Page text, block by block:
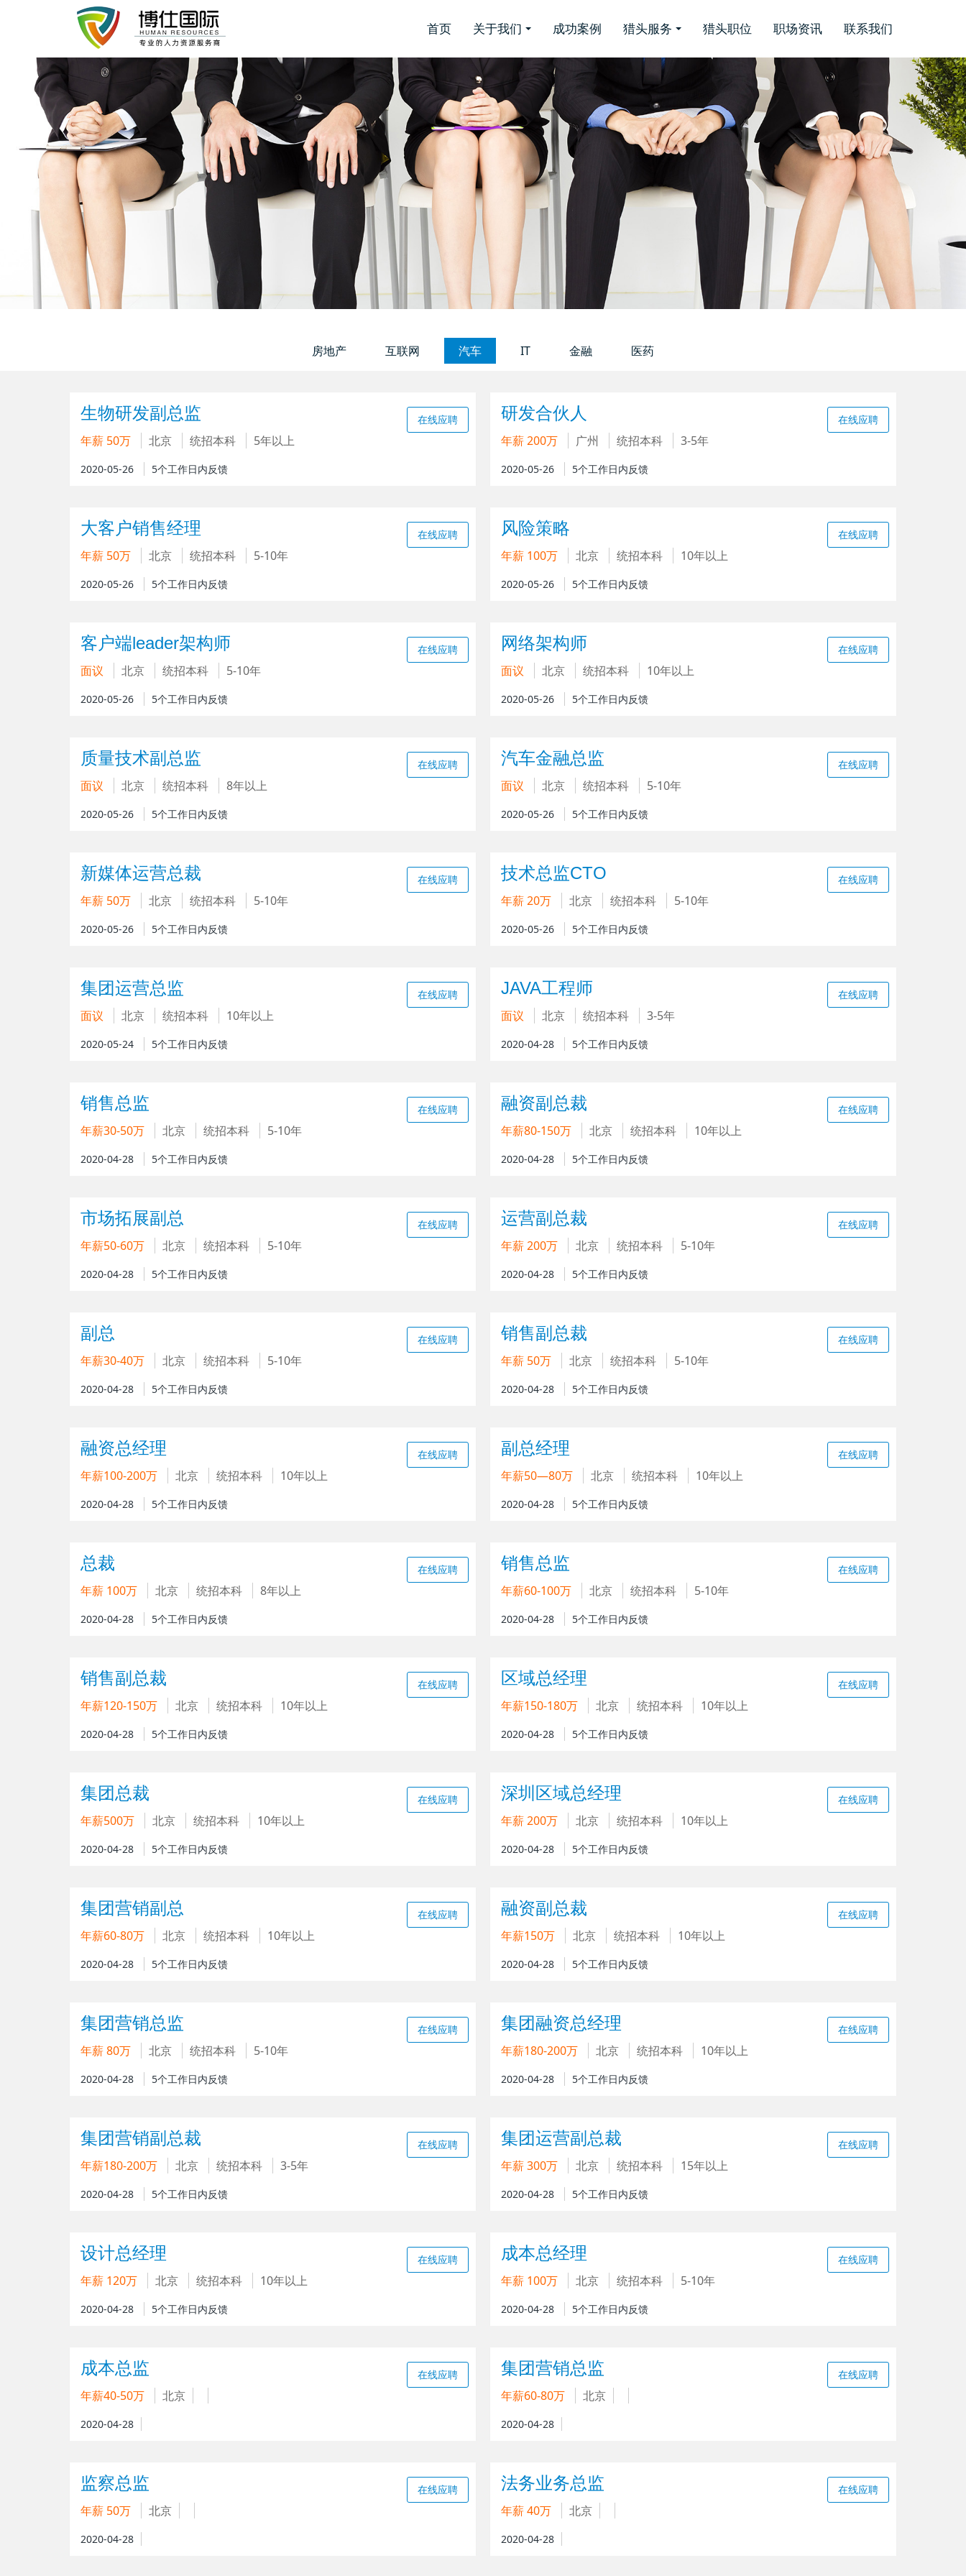
首页 关于我们 成功案例 猎头服务 猎头职位 职场资讯 联系我们
房地产 互联网 汽车 IT 金融 医药
生物研发副总监
年薪 50万 北京 统招本科 5年以上
2020-05-26 5个工作日内反馈
在线应聘 研发合伙人
年薪 200万 广州 统招本科 3-5年
2020-05-26 5个工作日内反馈
在线应聘
大客户销售经理
年薪 50万 北京 统招本科 5-10年
2020-05-26 5个工作日内反馈
在线应聘 风险策略
年薪 100万 北京 统招本科 10年以上
2020-05-26 5个工作日内反馈
在线应聘
客户端leader架构师
面议 北京 统招本科 5-10年
2020-05-26 5个工作日内反馈
在线应聘 网络架构师
面议 北京 统招本科 10年以上
2020-05-26 5个工作日内反馈
在线应聘
质量技术副总监
面议 北京 统招本科 8年以上
2020-05-26 5个工作日内反馈
在线应聘 汽车金融总监
面议 北京 统招本科 5-10年
2020-05-26 5个工作日内反馈
在线应聘
新媒体运营总裁
年薪 50万 北京 统招本科 5-10年
2020-05-26 5个工作日内反馈
在线应聘 技术总监CTO
年薪 20万 北京 统招本科 5-10年
2020-05-26 5个工作日内反馈
在线应聘
集团运营总监
面议 北京 统招本科 10年以上
2020-05-24 5个工作日内反馈
在线应聘 JAVA工程师
面议 北京 统招本科 3-5年
2020-04-28 5个工作日内反馈
在线应聘
销售总监
年薪30-50万 北京 统招本科 5-10年
2020-04-28 5个工作日内反馈
在线应聘 融资副总裁
年薪80-150万 北京 统招本科 10年以上
2020-04-28 5个工作日内反馈
在线应聘
市场拓展副总
年薪50-60万 北京 统招本科 5-10年
2020-04-28 5个工作日内反馈
在线应聘 运营副总裁
年薪 200万 北京 统招本科 5-10年
2020-04-28 5个工作日内反馈
在线应聘
副总
年薪30-40万 北京 统招本科 5-10年
2020-04-28 5个工作日内反馈
在线应聘 销售副总裁
年薪 50万 北京 统招本科 5-10年
2020-04-28 5个工作日内反馈
在线应聘
融资总经理
年薪100-200万 北京 统招本科 10年以上
2020-04-28 5个工作日内反馈
在线应聘 副总经理
年薪50—80万 北京 统招本科 10年以上
2020-04-28 5个工作日内反馈
在线应聘
总裁
年薪 100万 北京 统招本科 8年以上
2020-04-28 5个工作日内反馈
在线应聘 销售总监
年薪60-100万 北京 统招本科 5-10年
2020-04-28 5个工作日内反馈
在线应聘
销售副总裁
年薪120-150万 北京 统招本科 10年以上
2020-04-28 5个工作日内反馈
在线应聘 区域总经理
年薪150-180万 北京 统招本科 10年以上
2020-04-28 5个工作日内反馈
在线应聘
集团总裁
年薪500万 北京 统招本科 10年以上
2020-04-28 5个工作日内反馈
在线应聘 深圳区域总经理
年薪 200万 北京 统招本科 10年以上
2020-04-28 5个工作日内反馈
在线应聘
集团营销副总
年薪60-80万 北京 统招本科 10年以上
2020-04-28 5个工作日内反馈
在线应聘 融资副总裁
年薪150万 北京 统招本科 10年以上
2020-04-28 5个工作日内反馈
在线应聘
集团营销总监
年薪 80万 北京 统招本科 5-10年
2020-04-28 5个工作日内反馈
在线应聘 集团融资总经理
年薪180-200万 北京 统招本科 10年以上
2020-04-28 5个工作日内反馈
在线应聘
集团营销副总裁
年薪180-200万 北京 统招本科 3-5年
2020-04-28 5个工作日内反馈
在线应聘 集团运营副总裁
年薪 300万 北京 统招本科 15年以上
2020-04-28 5个工作日内反馈
在线应聘
设计总经理
年薪 120万 北京 统招本科 10年以上
2020-04-28 5个工作日内反馈
在线应聘 成本总经理
年薪 100万 北京 统招本科 5-10年
2020-04-28 5个工作日内反馈
在线应聘
成本总监
年薪40-50万 北京
2020-04-28
在线应聘 集团营销总监
年薪60-80万 北京
2020-04-28
在线应聘
监察总监
年薪 50万 北京
2020-04-28
在线应聘 法务业务总监
年薪 40万 北京
2020-04-28
在线应聘